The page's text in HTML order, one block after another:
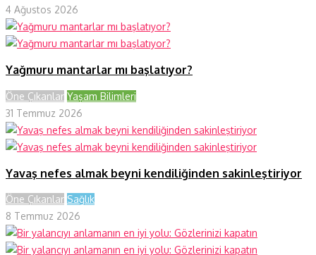
4 Ağustos 2026
Yağmuru mantarlar mı başlatıyor?
Öne Çıkanlar Yaşam Bilimleri
31 Temmuz 2026
Yavaş nefes almak beyni kendiliğinden sakinleştiriyor
Öne Çıkanlar Sağlık
8 Temmuz 2026